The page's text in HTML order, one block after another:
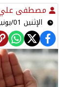
مصطفى
الإثنين 01/يونيو/2026 - 12:14 م